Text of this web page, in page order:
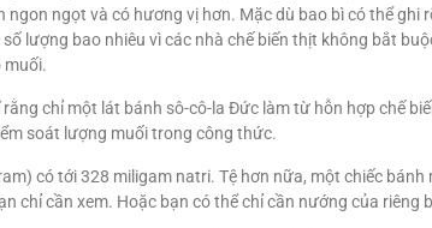
ngọt và có hương vị hơn. Mặc dù bao bì có thể
lượng bao nhiêu vì các nhà chế biến thịt không bắt
muối.
chỉ một lát bánh sô-cô-la Đức làm từ hỗn hợp chế
soát lượng muối trong công thức.
có tới 328 miligam natri. Tệ hơn nữa, một chiếc
chỉ cần xem. Hoặc bạn có thể chỉ cần nướng của riêng